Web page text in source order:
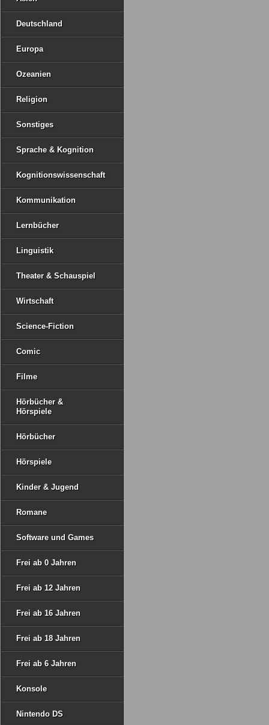
Deutschland
Europa
Ozeanien
Religion
Sonstiges
Sprache & Kognition
Kognitionswissenschaft
Kommunikation
Lernbücher
Linguistik
Theater & Schauspiel
Wirtschaft
Science-Fiction
Comic
Filme
Hörbücher &
Hörspiele
Hörbücher
Hörspiele
Kinder & Jugend
Romane
Software und Games
Frei ab 0 Jahren
Frei ab 12 Jahren
Frei ab 16 Jahren
Frei ab 18 Jahren
Frei ab 6 Jahren
Konsole
Nintendo DS